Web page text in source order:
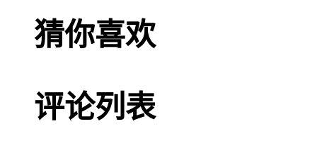
猜你喜欢
评论列表